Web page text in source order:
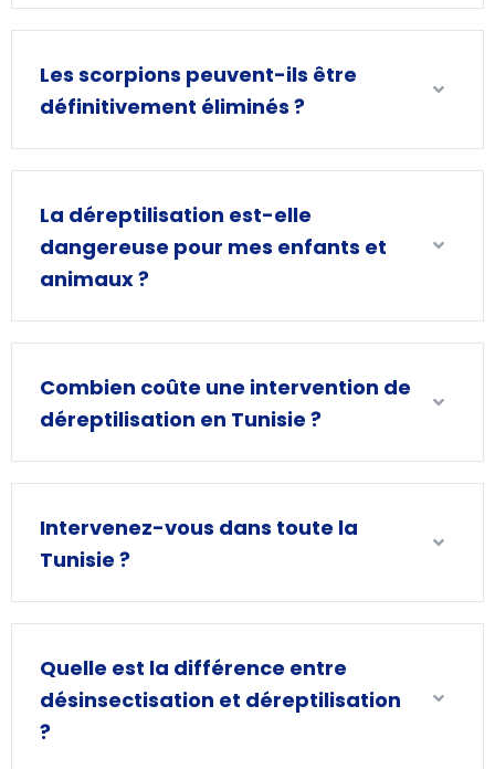
Les scorpions peuvent-ils être
définitivement éliminés ?
La déreptilisation est-elle
dangereuse pour mes enfants et
animaux ?
Combien coûte une intervention de
déreptilisation en Tunisie ?
Intervenez-vous dans toute la
Tunisie ?
Quelle est la différence entre
désinsectisation et déreptilisation
?